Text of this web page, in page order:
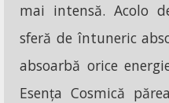
mai intensă. Acolo
sferă de întuneric
absoarbă orice
Esența Cosmică